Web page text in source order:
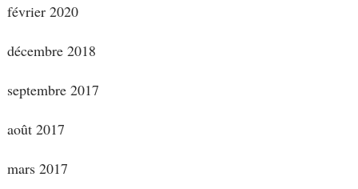
février 2020
décembre 2018
septembre 2017
août 2017
mars 2017